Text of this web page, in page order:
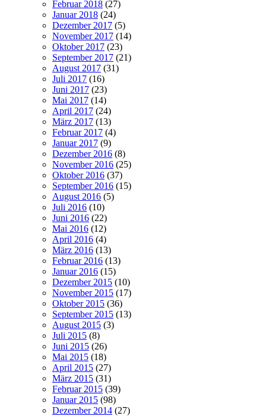
Februar 2018 (27)
Januar 2018 (24)
Dezember 2017 (5)
November 2017 (14)
Oktober 2017 (23)
September 2017 (21)
August 2017 (31)
Juli 2017 (16)
Juni 2017 (23)
Mai 2017 (14)
April 2017 (24)
März 2017 (13)
Februar 2017 (4)
Januar 2017 (9)
Dezember 2016 (8)
November 2016 (25)
Oktober 2016 (37)
September 2016 (15)
August 2016 (5)
Juli 2016 (10)
Juni 2016 (22)
Mai 2016 (12)
April 2016 (4)
März 2016 (13)
Februar 2016 (13)
Januar 2016 (15)
Dezember 2015 (10)
November 2015 (17)
Oktober 2015 (36)
September 2015 (13)
August 2015 (3)
Juli 2015 (8)
Juni 2015 (26)
Mai 2015 (18)
April 2015 (27)
März 2015 (31)
Februar 2015 (39)
Januar 2015 (98)
Dezember 2014 (27)